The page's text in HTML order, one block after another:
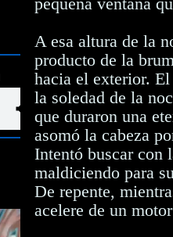
A esa altura de la
producto de la
hacia el exterior. El
la soledad de la
que duraron una
asomó la cabeza
Intentó buscar con
maldiciendo para
De repente,
acelere de un